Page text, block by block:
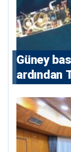
Güney
ardından